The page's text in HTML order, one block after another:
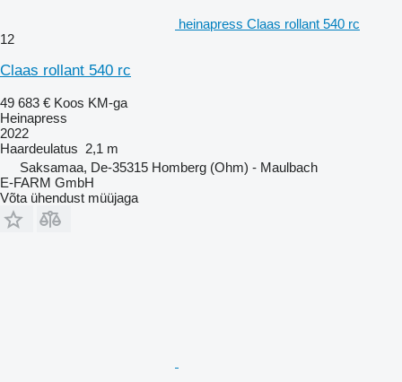
heinapress Claas rollant 540 rc
12
Claas rollant 540 rc
49 683 € Koos KM-ga
Heinapress
2022
Haardeulatus 2,1 m
Saksamaa, De-35315 Homberg (Ohm) - Maulbach
E-FARM GmbH
Võta ühendust müüjaga